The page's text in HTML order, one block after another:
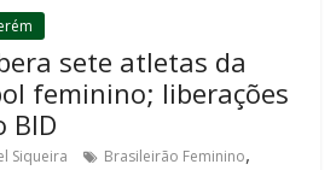
sete atletas da
feminino; liberações
BID
Siqueira Brasileirão Feminino,